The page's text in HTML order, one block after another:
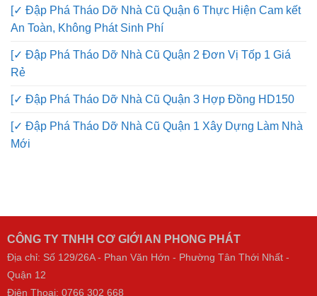
[✓ Đập Phá Tháo Dỡ Nhà Cũ Quận 6 Thực Hiện Cam kết
An Toàn, Không Phát Sinh Phí
[✓ Đập Phá Tháo Dỡ Nhà Cũ Quận 2 Đơn Vị Tốp 1 Giá
Rẻ
[✓ Đập Phá Tháo Dỡ Nhà Cũ Quận 3 Hợp Đồng HD150
[✓ Đập Phá Tháo Dỡ Nhà Cũ Quận 1 Xây Dựng Làm Nhà
Mới
CÔNG TY TNHH CƠ GIỚI AN PHONG PHÁT
Địa chỉ: Số 129/26A - Phan Văn Hớn - Phường Tân Thới Nhất -
Quận 12
Điện Thoại: 0766 302 668